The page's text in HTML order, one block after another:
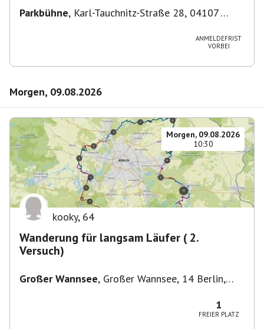
Parkbühne, Karl-Tauchnitz-Straße 28, 04107
ANMELDEFRIST
VORBEI
Morgen, 09.08.2026
Morgen, 09.08.2026
10:30
kooky, 64
Wanderung für langsam Läufer ( 2.
Versuch)
Großer Wannsee, Großer Wannsee, 14 Berlin,
1
FREIER PLATZ